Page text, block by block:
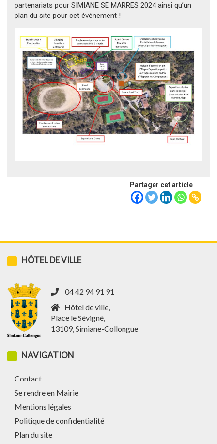
partenariats pour SIMIANE SE MARRES 2024 ainsi qu’un
plan du site pour cet événement !
Partager cet article
HÔTEL DE VILLE
04 42 94 91 91
Hôtel de ville,
Place le Sévigné,
13109, Simiane-Collongue
NAVIGATION
Contact
Se rendre en Mairie
Mentions légales
Politique de confidentialité
Plan du site